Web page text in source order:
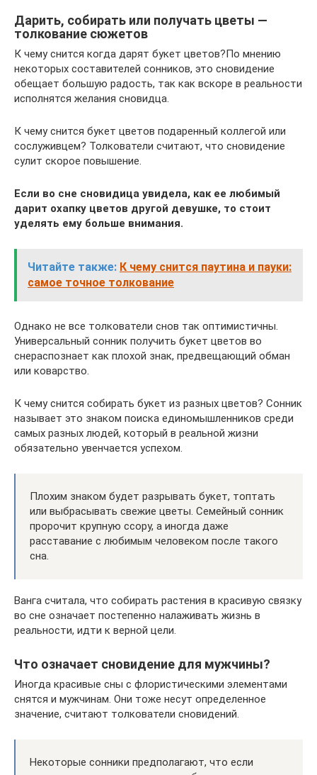
Дарить, собирать или получать цветы —
толкование сюжетов
К чему снится когда дарят букет цветов?По мнению
некоторых составителей сонников, это сновидение
обещает большую радость, так как вскоре в реальности
исполнятся желания сновидца.
К чему снится букет цветов подаренный коллегой или
сослуживцем? Толкователи считают, что сновидение
сулит скорое повышение.
Если во сне сновидица увидела, как ее любимый
дарит охапку цветов другой девушке, то стоит
уделять ему больше внимания.
Читайте также: К чему снится паутина и пауки:
самое точное толкование
Однако не все толкователи снов так оптимистичны.
Универсальный сонник получить букет цветов во
снераспознает как плохой знак, предвещающий обман
или коварство.
К чему снится собирать букет из разных цветов? Сонник
называет это знаком поиска единомышленников среди
самых разных людей, который в реальной жизни
обязательно увенчается успехом.
Плохим знаком будет разрывать букет, топтать
или выбрасывать свежие цветы. Семейный сонник
пророчит крупную ссору, а иногда даже
расставание с любимым человеком после такого
сна.
Ванга считала, что собирать растения в красивую связку
во сне означает постепенно налаживать жизнь в
реальности, идти к верной цели.
Что означает сновидение для мужчины?
Иногда красивые сны с флористическими элементами
снятся и мужчинам. Они тоже несут определенное
значение, считают толкователи сновидений.
Некоторые сонники предполагают, что если